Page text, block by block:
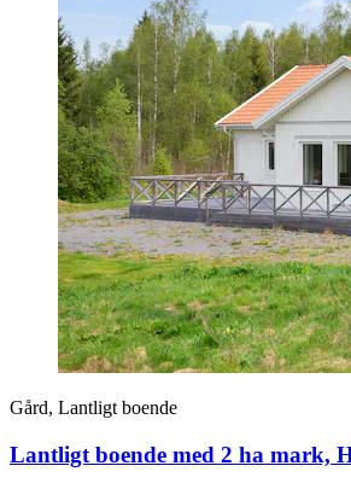
Gård, Lantligt boende
Lantligt boende med 2 ha mark,